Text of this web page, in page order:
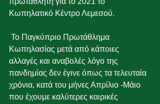
Κωπηλατικό Κέντρο Λεμεσού.
Κωπηλασίας μετά από κάποιες
αλλαγές και αναβολές λόγο της
πανδημίας δεν έγινε όπως τα τελευταία
χρόνια, κατά του μήνες Απρίλιο -Μάιο
που έχουμε καλύτερες καιρικές